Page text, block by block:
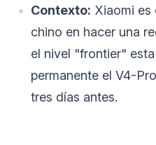
Contexto: Xiaomi es
chino en hacer una
el nivel "frontier"
permanente el V4-
tres días antes.